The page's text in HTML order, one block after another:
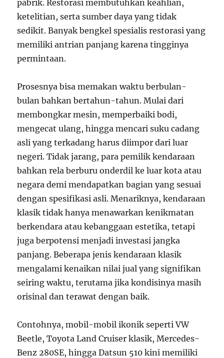
pabrik. Restorasi membutuhkan keahlian,
ketelitian, serta sumber daya yang tidak
sedikit. Banyak bengkel spesialis restorasi yang
memiliki antrian panjang karena tingginya
permintaan.
Prosesnya bisa memakan waktu berbulan-
bulan bahkan bertahun-tahun. Mulai dari
membongkar mesin, memperbaiki bodi,
mengecat ulang, hingga mencari suku cadang
asli yang terkadang harus diimpor dari luar
negeri. Tidak jarang, para pemilik kendaraan
bahkan rela berburu onderdil ke luar kota atau
negara demi mendapatkan bagian yang sesuai
dengan spesifikasi asli. Menariknya, kendaraan
klasik tidak hanya menawarkan kenikmatan
berkendara atau kebanggaan estetika, tetapi
juga berpotensi menjadi investasi jangka
panjang. Beberapa jenis kendaraan klasik
mengalami kenaikan nilai jual yang signifikan
seiring waktu, terutama jika kondisinya masih
orisinal dan terawat dengan baik.
Contohnya, mobil-mobil ikonik seperti VW
Beetle, Toyota Land Cruiser klasik, Mercedes-
Benz 280SE, hingga Datsun 510 kini memiliki